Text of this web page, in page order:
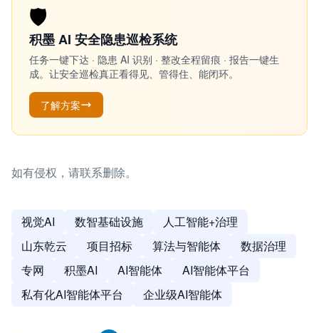
🛡️
积墨 AI 安全隐患巡检系统
任务一键下达 · 隐患 AI 识别 · 整改全程留痕 · 报告一键生
成。让安全巡检真正看得见、管得住、能闭环。
了解方案
如有侵权，请联系删除。
视觉AI 数智基础设施
人工智能+治理
山东乾云
项目招标 算法与智能体
数据治理
专网
积墨AI AI智能体
AI智能体平台
私有化AI智能体平台
企业级AI智能体